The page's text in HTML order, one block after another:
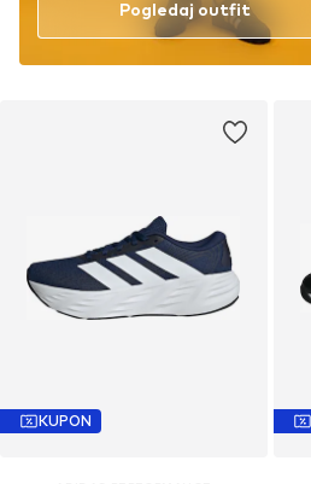
KUPON
Pogledaj outfit